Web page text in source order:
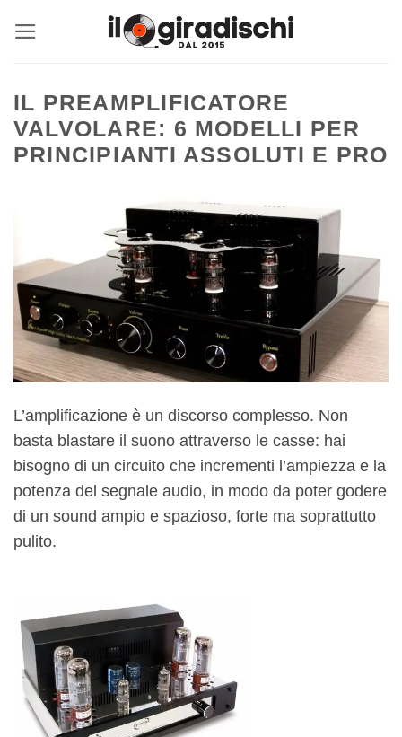
IL PREAMPLIFICATORE
VALVOLARE: 6 MODELLI PER
PRINCIPIANTI ASSOLUTI E PRO
L’amplificazione è un discorso complesso. Non
basta blastare il suono attraverso le casse: hai
bisogno di un circuito che incrementi l’ampiezza e la
potenza del segnale audio, in modo da poter godere
di un sound ampio e spazioso, forte ma soprattutto
pulito.